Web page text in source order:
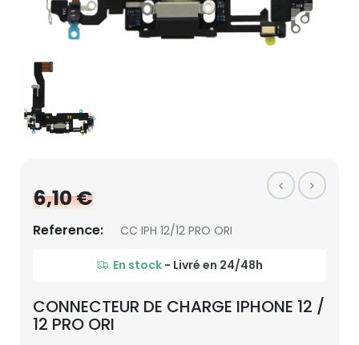
6,10 €
Reference: CC IPH 12/12 PRO ORI
En stock - Livré en 24/48h
CONNECTEUR DE CHARGE IPHONE 12 /
12 PRO ORI